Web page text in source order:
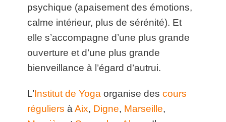
psychique (apaisement des émotions,
calme intérieur, plus de sérénité). Et
elle s’accompagne d’une plus grande
ouverture et d’une plus grande
bienveillance à l’égard d’autrui.
L’Institut de Yoga organise descours
réguliers àAix, Digne, Marseille,